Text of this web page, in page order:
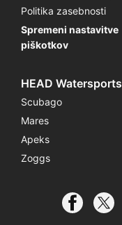
Politika zasebnosti
Spremeni nastavitve
piškotkov
HEAD Watersports
Scubago
Mares
Apeks
Zoggs